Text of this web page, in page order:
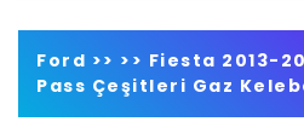
Ford >> >> Fiesta 2013-
Pass Çeşitleri Gaz